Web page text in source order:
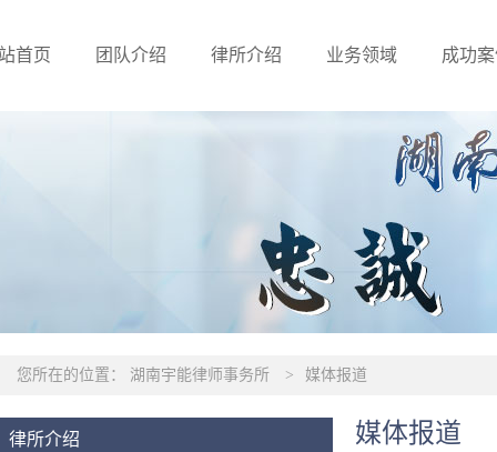
首页 团队介绍 律所介绍 业务领域 成功
您所在的位置： 湖南宇能律师事务所 > 媒体报道
律所介绍 媒体报道